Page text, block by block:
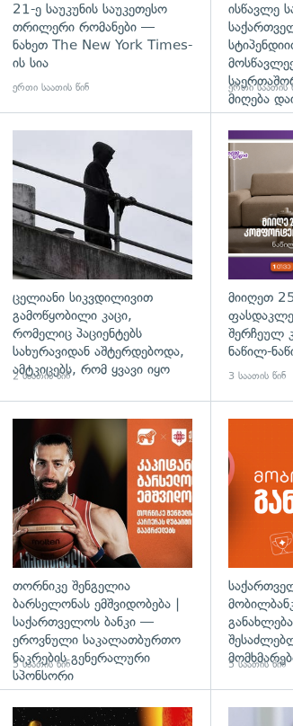
21-ე საუკუნის საუკეთესო
თრილერი რომანები —
ნახეთ The New York Times-
ის სია
ერთი საათის წინ
ისწავლე
მიღება
ერთი საათის
გადახედვა
ცელიანი სიკვდილივით
გამოწყობილი კაცი,
რომელიც პაციენტებს
სახურავიდან აშტერდებოდა,
ამტკიცებს, რომ ყვავი იყო
2 საათის წინ
მიიღეთ
შერჩეულ
ნაწილ-
3 საათის წინ
თორნიკე შენგელია
ბარსელონას ემშვიდობება |
საქართველოს ბანკი —
ეროვნული საკალათბურთო
ნაკრების გენერალური
სპონსორი
5 საათის წინ 5 საათის წინ